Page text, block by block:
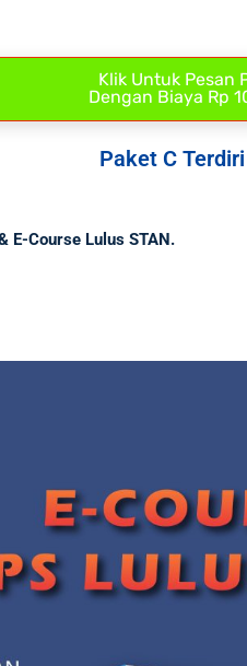
Klik Untuk Pesan
Dengan Biaya Rp
Paket C
E-Course Lulus STAN.